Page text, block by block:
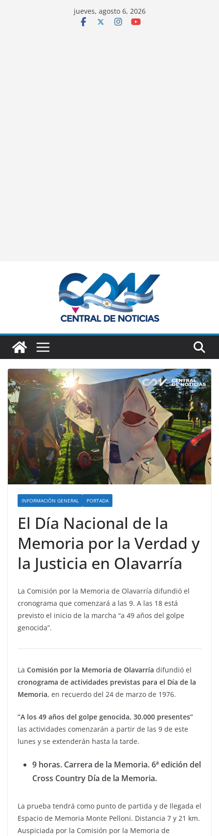
jueves, agosto 6, 2026
INFORMACIÓN GENERAL PORTADA
El Día Nacional de la
Memoria por la Verdad y
la Justicia en Olavarría
La Comisión por la Memoria de Olavarría difundió el
cronograma que comenzará a las 9. A las 18 está
previsto el inicio de la marcha “a 49 años del golpe
genocida”.
La Comisión por la Memoria de Olavarría difundió el
cronograma de actividades previstas para el Día de la
Memoria, en recuerdo del 24 de marzo de 1976.
“A los 49 años del golpe genocida, 30.000 presentes”
las actividades comenzarán a partir de las 9 de este
lunes y se extenderán hasta la tarde.
9 horas. Carrera de la Memoria. 6ª edición del
Cross Country Día de la Memoria.
La prueba tendrá como punto de partida y de llegada el
Espacio de Memoria Monte Pelloni. Distancia 7 y 21 km.
Auspiciada por la Comisión por la Memoria de